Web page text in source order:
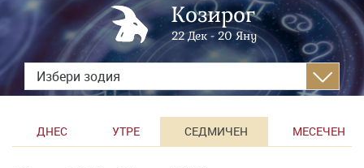
Козирог
22 Дек - 20 Яну
Избери зодия
ДНЕС УТРЕ СЕДМИЧЕН МЕСЕЧЕН